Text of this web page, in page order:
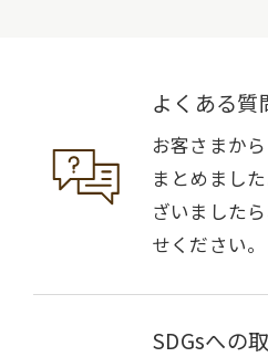
よくある質
お客さまか
まとめまし
ざいました
せください。
SDGsへの